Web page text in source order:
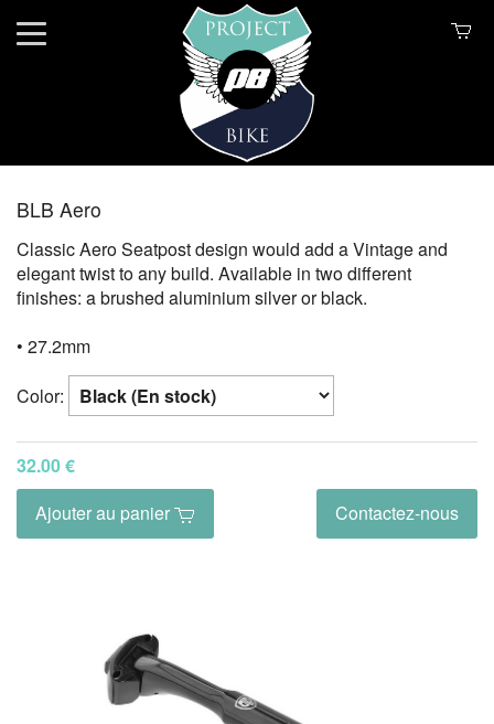
BLB Aero
Classic Aero Seatpost design would add a Vintage and
elegant twist to any build. Available in two different
finishes: a brushed aluminium silver or black.
• 27.2mm
Color:
32.00 €
Ajouter au panier
Contactez-nous